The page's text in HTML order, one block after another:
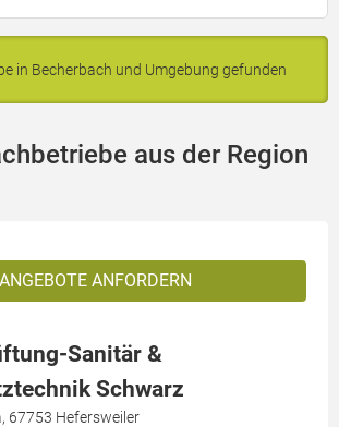
in Becherbach und Umgebung gefunden
aus der Region
ANGEBOTE ANFORDERN
Sanitär &
Schwarz
67753 Hefersweiler